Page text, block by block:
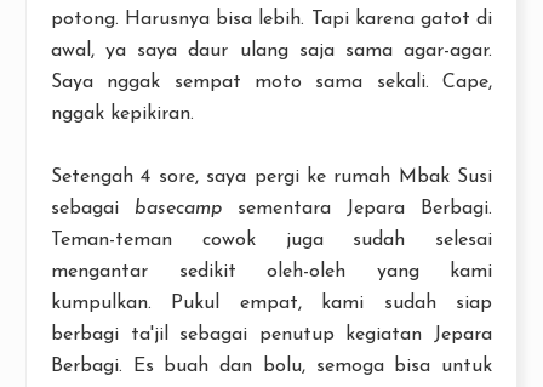
potong. Harusnya bisa lebih. Tapi karena gatot di
awal, ya saya daur ulang saja sama agar-agar.
Saya nggak sempat moto sama sekali. Cape,
nggak kepikiran.
Setengah 4 sore, saya pergi ke rumah Mbak Susi
sebagai basecamp sementara Jepara Berbagi.
Teman-teman cowok juga sudah selesai
mengantar sedikit oleh-oleh yang kami
kumpulkan. Pukul empat, kami sudah siap
berbagi ta'jil sebagai penutup kegiatan Jepara
Berbagi. Es buah dan bolu, semoga bisa untuk